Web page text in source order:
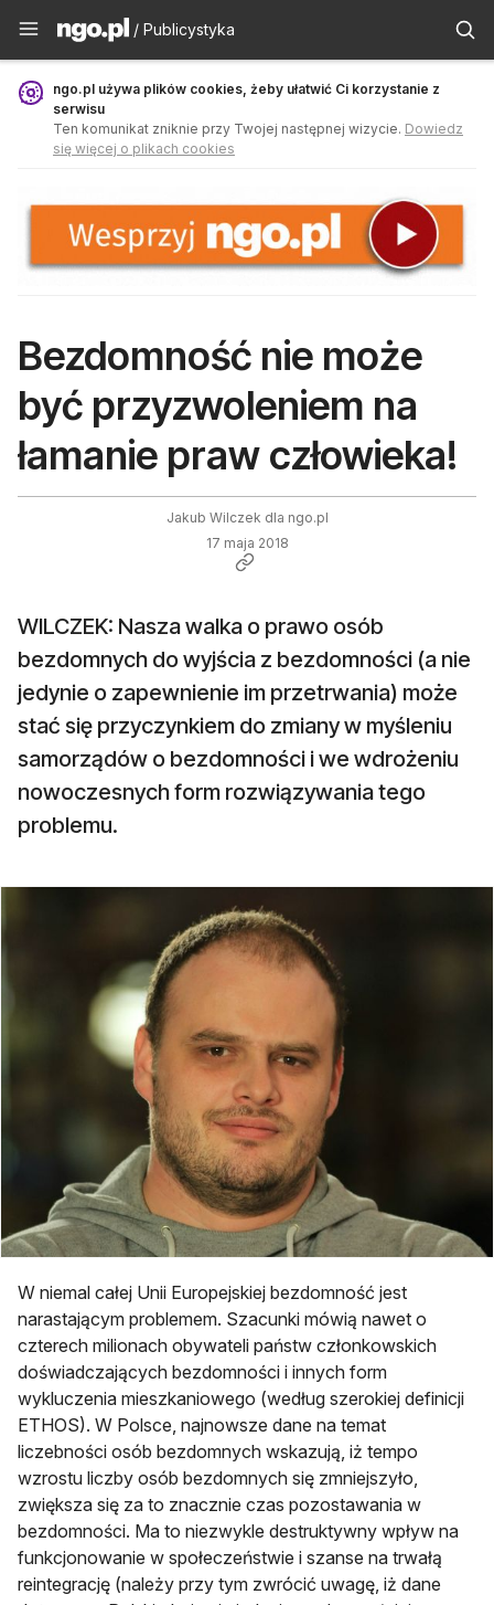
Publicystyka - ngo.pl
/ Publicystyka
ngo.pl używa plików cookies, żeby ułatwić Ci korzystanie z
serwisu
Ten komunikat zniknie przy Twojej następnej wizycie. Dowiedz
się więcej o plikach cookies
Bezdomność nie może
być przyzwoleniem na
łamanie praw człowieka!
Jakub Wilczek dla ngo.pl
17 maja 2018
WILCZEK: Nasza walka o prawo osób
bezdomnych do wyjścia z bezdomności (a nie
jedynie o zapewnienie im przetrwania) może
stać się przyczynkiem do zmiany w myśleniu
samorządów o bezdomności i we wdrożeniu
nowoczesnych form rozwiązywania tego
problemu.
W niemal całej Unii Europejskiej bezdomność jest
narastającym problemem. Szacunki mówią nawet o
czterech milionach obywateli państw członkowskich
doświadczających bezdomności i innych form
wykluczenia mieszkaniowego (według szerokiej definicji
ETHOS). W Polsce, najnowsze dane na temat
liczebności osób bezdomnych wskazują, iż tempo
wzrostu liczby osób bezdomnych się zmniejszyło,
zwiększa się za to znacznie czas pozostawania w
bezdomności. Ma to niezwykle destruktywny wpływ na
funkcjonowanie w społeczeństwie i szanse na trwałą
reintegrację (należy przy tym zwrócić uwagę, iż dane